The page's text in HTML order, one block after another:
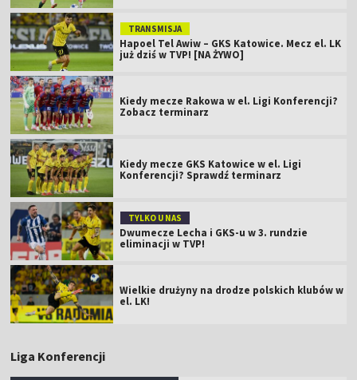
TRANSMISJA
Hapoel Tel Awiw – GKS Katowice. Mecz el. LK
już dziś w TVP! [NA ŻYWO]
Kiedy mecze Rakowa w el. Ligi Konferencji?
Zobacz terminarz
Kiedy mecze GKS Katowice w el. Ligi
Konferencji? Sprawdź terminarz
TYLKO U NAS
Dwumecze Lecha i GKS-u w 3. rundzie
eliminacji w TVP!
Wielkie drużyny na drodze polskich klubów w
el. LK!
Liga Konferencji